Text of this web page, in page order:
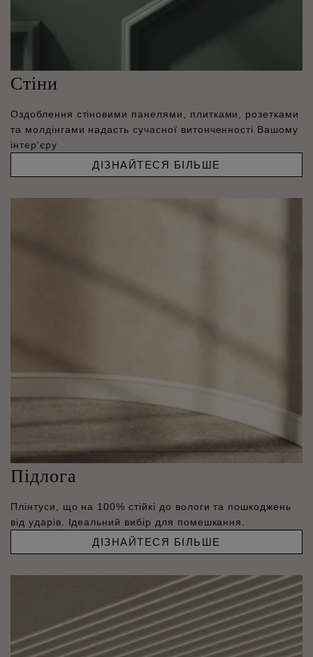
Стіни
Оздоблення стіновими панелями, плитками, розетками
та молдінгами надасть сучасної витонченності Вашому
інтер'єру
ДІЗНАЙТЕСЯ БІЛЬШЕ
Підлога
Плінтуси, що на 100% стійкі до вологи та пошкоджень
від ударів. Ідеальний вибір для помешкання.
ДІЗНАЙТЕСЯ БІЛЬШЕ